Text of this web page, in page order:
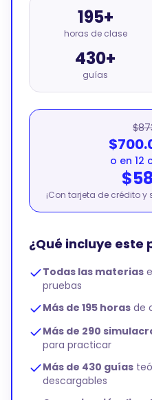
195+
horas de clase
430+
guías
o en 12
¡Con tarjeta de crédito
¿Qué incluye este
Todas las materias
pruebas
Más de 195 horas de
Más de 290
para practicar
Más de 430 guías
descargables